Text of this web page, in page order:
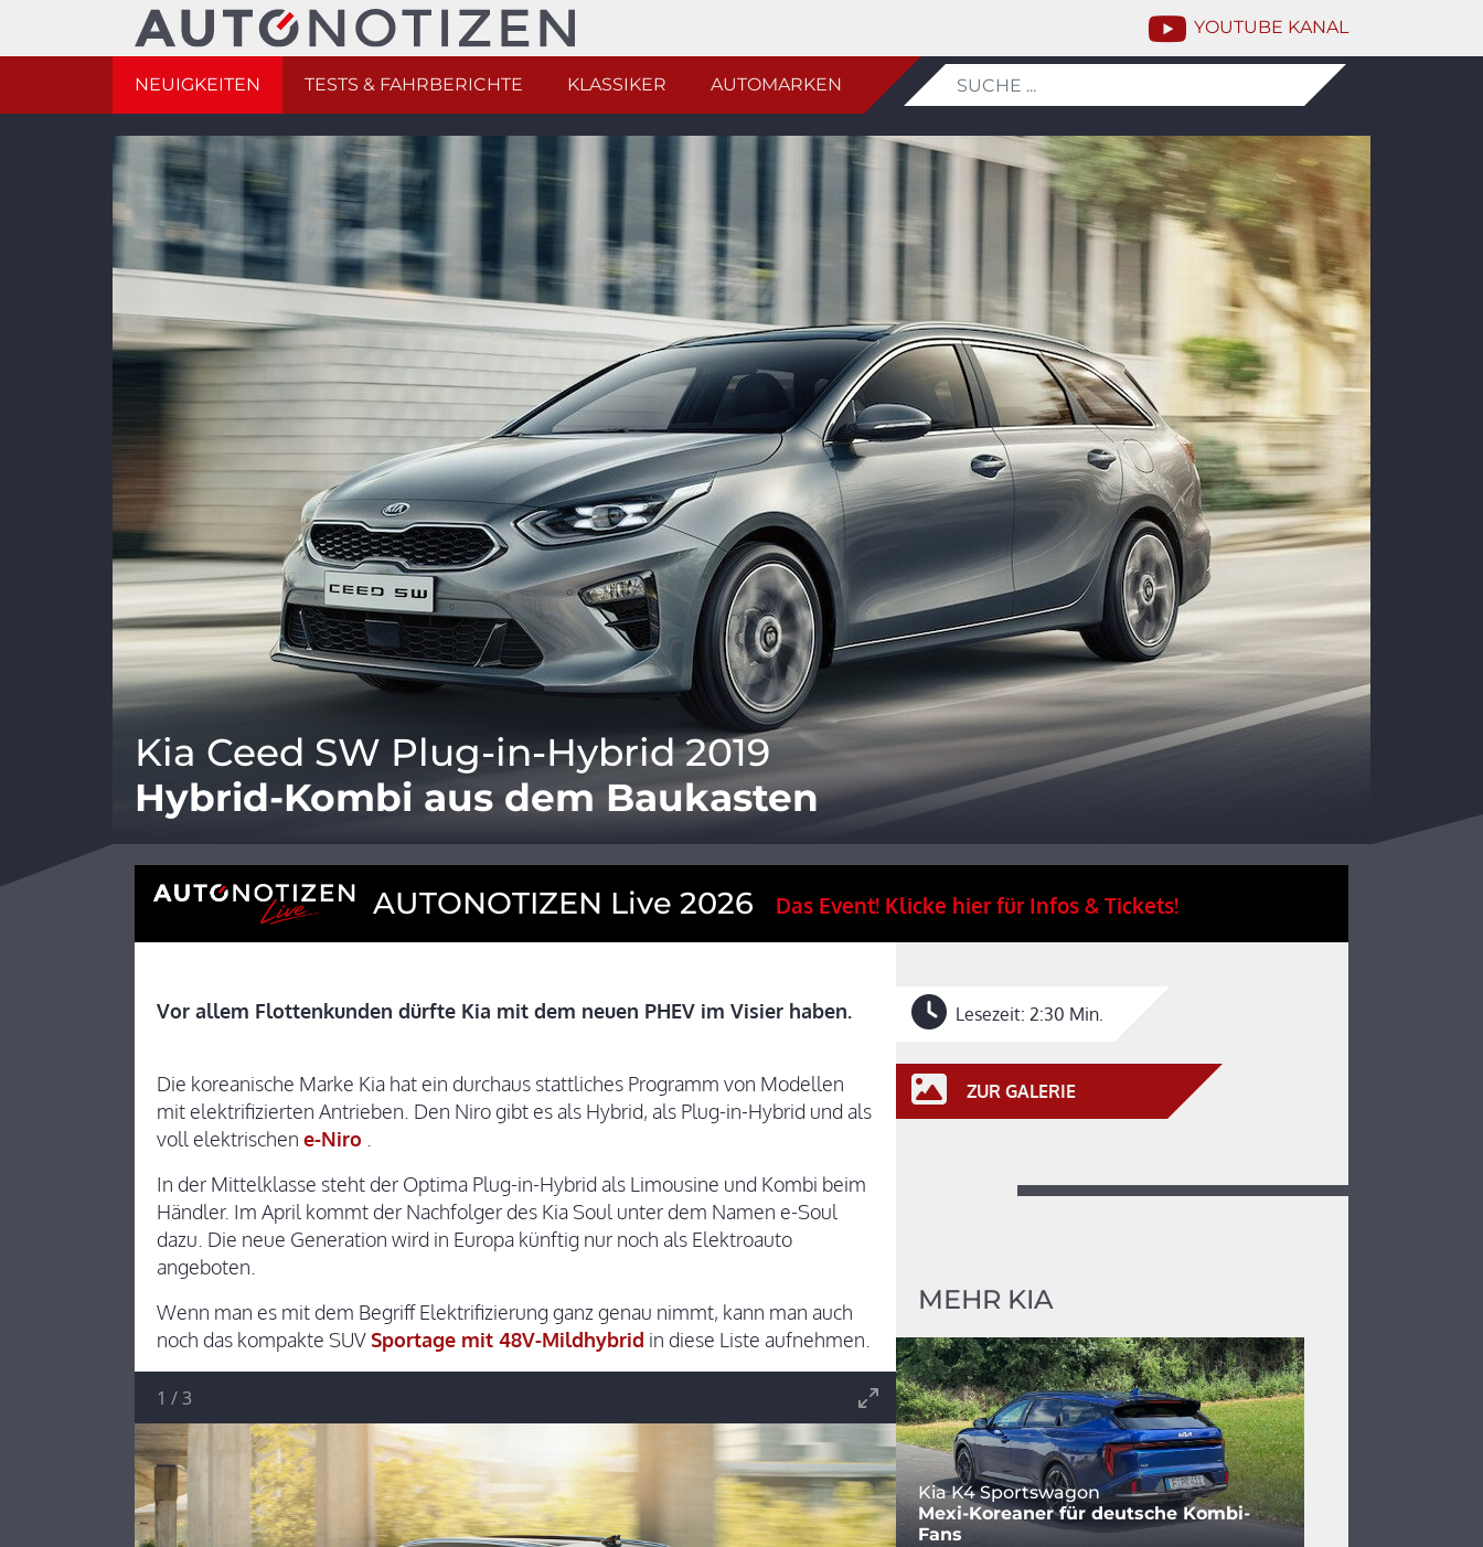
YOUTUBE KANAL
NEUIGKEITEN TESTS & FAHRBERICHTE KLASSIKER AUTOMARKEN
Kia Ceed SW Plug-in-Hybrid 2019
Hybrid-Kombi aus dem Baukasten
AUTONOTIZEN Live 2026 Das Event! Klicke hier für Infos & Tickets!
Vor allem Flottenkunden dürfte Kia mit dem neuen PHEV im Visier haben.
Die koreanische Marke Kia hat ein durchaus stattliches Programm von Modellen
mit elektrifizierten Antrieben. Den Niro gibt es als Hybrid, als Plug-in-Hybrid und als
voll elektrischen e-Niro
In der Mittelklasse steht der Optima Plug-in-Hybrid als Limousine und Kombi beim
Händler. Im April kommt der Nachfolger des Kia Soul unter dem Namen e-Soul
dazu. Die neue Generation wird in Europa künftig nur noch als Elektroauto
angeboten.
Wenn man es mit dem Begriff Elektrifizierung ganz genau nimmt, kann man auch
noch das kompakte SUV Sportage mit 48V-Mildhybrid in diese Liste aufnehmen.
1 /3
Lesezeit: 2:30 Min.
ZUR GALERIE
MEHR KIA
Kia K4 Sportswagon
Mexi-Koreaner für deutsche Kombi-
Fans